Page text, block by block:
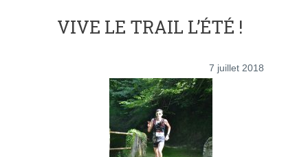
VIVE LE TRAIL L’ÉTÉ !
7 juillet 2018